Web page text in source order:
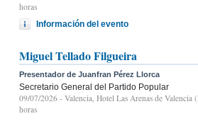
horas
Información del evento
Miguel Tellado Filgueira
Presentador de Juanfran Pérez Llorca
Secretario General del Partido Popular
09/07/2026 - Valencia, Hotel Las Arenas de
horas